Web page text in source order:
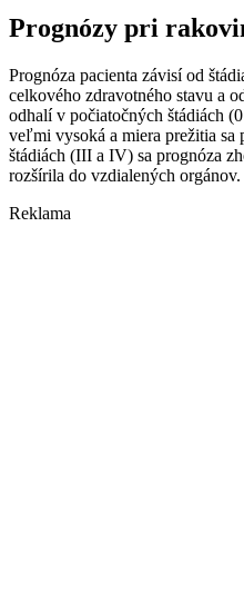
Prognózy pri
Prognóza pacienta závisí od
celkového zdravotného stavu a
odhalí v počiatočných štádiách
veľmi vysoká a miera prežitia sa
štádiách (III a IV) sa prognóza
rozšírila do vzdialených orgánov.
Reklama